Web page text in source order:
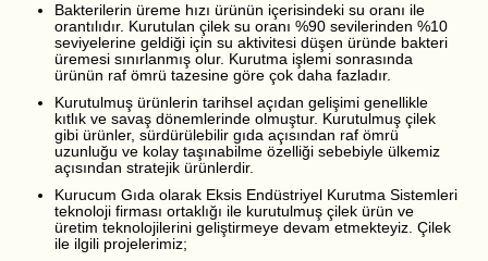
Bakterilerin üreme hızı ürünün içerisindeki su oranı ile
orantılıdır. Kurutulan çilek su oranı %90 sevilerinden %10
seviyelerine geldiği için su aktivitesi düşen üründe bakteri
üremesi sınırlanmış olur. Kurutma işlemi sonrasında
ürünün raf ömrü tazesine göre çok daha fazladır.
Kurutulmuş ürünlerin tarihsel açıdan gelişimi genellikle
kıtlık ve savaş dönemlerinde olmuştur. Kurutulmuş çilek
gibi ürünler, sürdürülebilir gıda açısından raf ömrü
uzunluğu ve kolay taşınabilme özelliği sebebiyle ülkemiz
açısından stratejik ürünlerdir.
Kurucum Gıda olarak Eksis Endüstriyel Kurutma Sistemleri
teknoloji firması ortaklığı ile kurutulmuş çilek ürün ve
üretim teknolojilerini geliştirmeye devam etmekteyiz. Çilek
ile ilgili projelerimiz;